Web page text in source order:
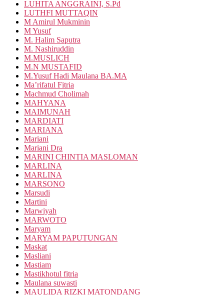
LUHITA ANGGRAINI, S.Pd
LUTHFI MUTTAQIN
M Amirul Mukminin
M Yusuf
M. Halim Saputra
M. Nashiruddin
M.MUSLICH
M.N MUSTAFID
M.Yusuf Hadi Maulana BA.MA
Ma’rifatul Fitria
Machmud Cholimah
MAHYANA
MAIMUNAH
MARDIATI
MARIANA
Mariani
Mariani Dra
MARINI CHINTIA MASLOMAN
MARLINA
MARLINA
MARSONO
Marsudi
Martini
Marwiyah
MARWOTO
Maryam
MARYAM PAPUTUNGAN
Maskat
Masliani
Mastiam
Mastikhotul fitria
Maulana suwasti
MAULIDA RIZKI MATONDANG